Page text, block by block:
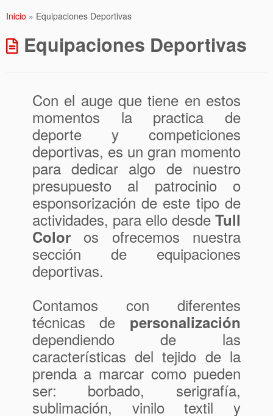
Inicio » Equipaciones Deportivas
Equipaciones Deportivas
Con el auge que tiene en estos
momentos la practica de
deporte y competiciones
deportivas, es un gran momento
para dedicar algo de nuestro
presupuesto al patrocinio o
esponsorización de este tipo de
actividades, para ello desdeTull
Coloros ofrecemos nuestra
sección de equipaciones
deportivas.
Contamos con diferentes
técnicas de personalización
dependiendo de las
características del tejido de la
prenda a marcar como pueden
ser: borbado, serigrafía,
sublimación, vinilo textil y